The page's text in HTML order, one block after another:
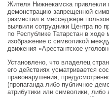
Жителя Нижнекамска привлекли
демонстрацию запрещенной
разместил в месседжере
выявили сотрудники Центра по
по Республике Татарстан в ходе
изображение с символикой
движения «Арестантское
Установлено, что владелец
его действиях усматривается
правонарушения,
(пропаганда либо публичное
атрибутики или символики, либо